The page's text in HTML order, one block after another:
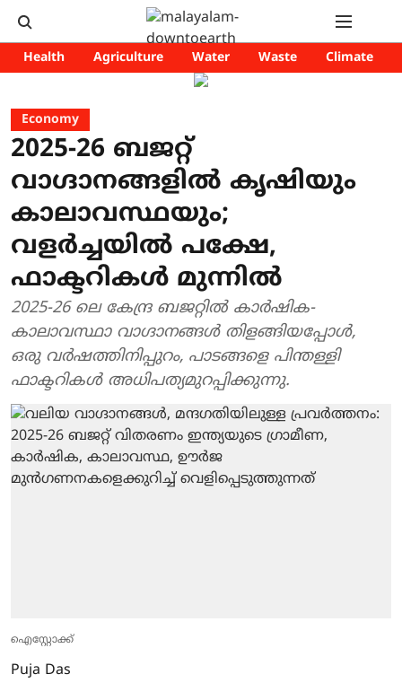
Health Agriculture Water Waste Climate
Economy
2025-26 ബജറ്റ്
വാഗ്ദാനങ്ങളിൽ കൃഷിയും
കാലാവസ്ഥയും;
വളർച്ചയിൽ പക്ഷേ,
ഫാക്ടറികൾ മുന്നിൽ
2025-26 ലെ കേന്ദ്ര ബജറ്റിൽ കാർഷിക-
കാലാവസ്ഥാ വാഗ്ദാനങ്ങൾ തിളങ്ങിയപ്പോൾ,
ഒരു വർഷത്തിനിപ്പുറം, പാടങ്ങളെ പിന്തള്ളി
ഫാക്ടറികൾ അധിപത്യമുറപ്പിക്കുന്നു.
ഐസ്റ്റോക്ക്
Puja Das